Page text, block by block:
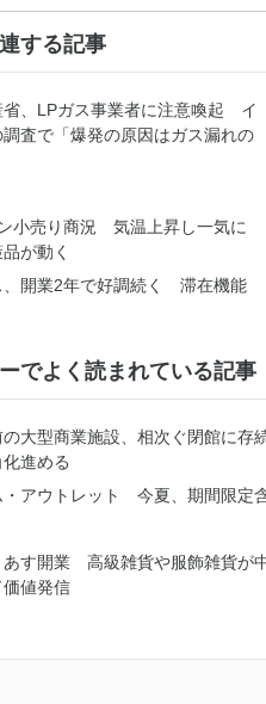
する記事
省、LPガス事業者に注意喚起 イ
査で「爆発の原因はガス漏れの
小売り商況 気温上昇し一気に
が動く
、開業2年で好調続く 滞在機能
でよく読まれている記事
大型商業施設、相次ぐ閉館に存
進める
・アウトレット 今夏、期間限定
あす開業 高級雑貨や服飾雑貨が
値発信